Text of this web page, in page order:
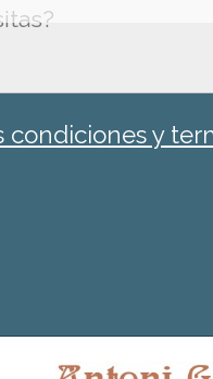
condiciones y